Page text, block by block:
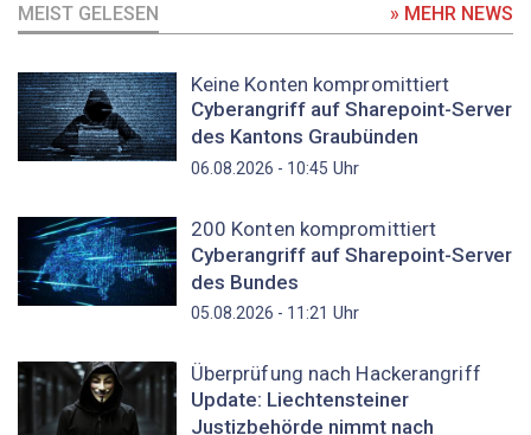
MEIST GELESEN » MEHR NEWS
Keine Konten kompromittiert
Cyberangriff auf Sharepoint-Server
des Kantons Graubünden
06.08.2026 - 10:45 Uhr
200 Konten kompromittiert
Cyberangriff auf Sharepoint-Server
des Bundes
05.08.2026 - 11:21 Uhr
Überprüfung nach Hackerangriff
Update: Liechtensteiner
Justizbehörde nimmt nach